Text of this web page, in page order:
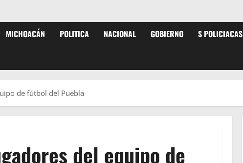
MICHOACÁN POLITICA NACIONAL GOBIERNO S POLICIACAS
de fútbol del Puebla
del equipo de